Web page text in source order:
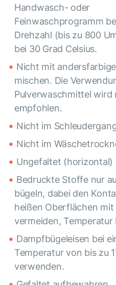
Handwasch- oder
Feinwaschprogramm
Drehzahl (bis zu 800
bei 30 Grad Celsius.
Nicht mit
mischen. Die
Pulverwaschmittel wird
empfohlen.
Nicht im
Nicht im
Ungefaltet (horizontal)
Bedruckte Stoffe nur
bügeln, dabei den
heißen Oberflächen mit
vermeiden, Temperatur
Dampfbügeleisen bei
Temperatur von bis zu
verwenden.